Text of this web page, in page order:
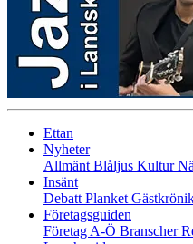
Ettan
Nyheter
Allmänt Blåljus Kultur
Insänt
Debatt Planket
Företagsguiden
Företag A-Ö Branscher